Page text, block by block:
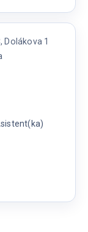
Dolákova 1